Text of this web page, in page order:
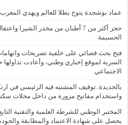
عماد بوشجدة يتوج بطلا للعالم ويهدي المغرب ذهبية
حجز أكثر من 7 أطنان من مخدر
الحسيمة
فتح بحث قضائي على خلفية تصريحات
السرية لموقع إخباري وطني، وأعادت
الاجتماعي
بالجديدة..توقيف المشتبه فيه الرئيسي في
واستخدام مفاتيح مزورة من داخل محلات
المختبر الوطني للشرطة العلمية والتقنية
يحصل على شهادة الاعتماد والمطابقة